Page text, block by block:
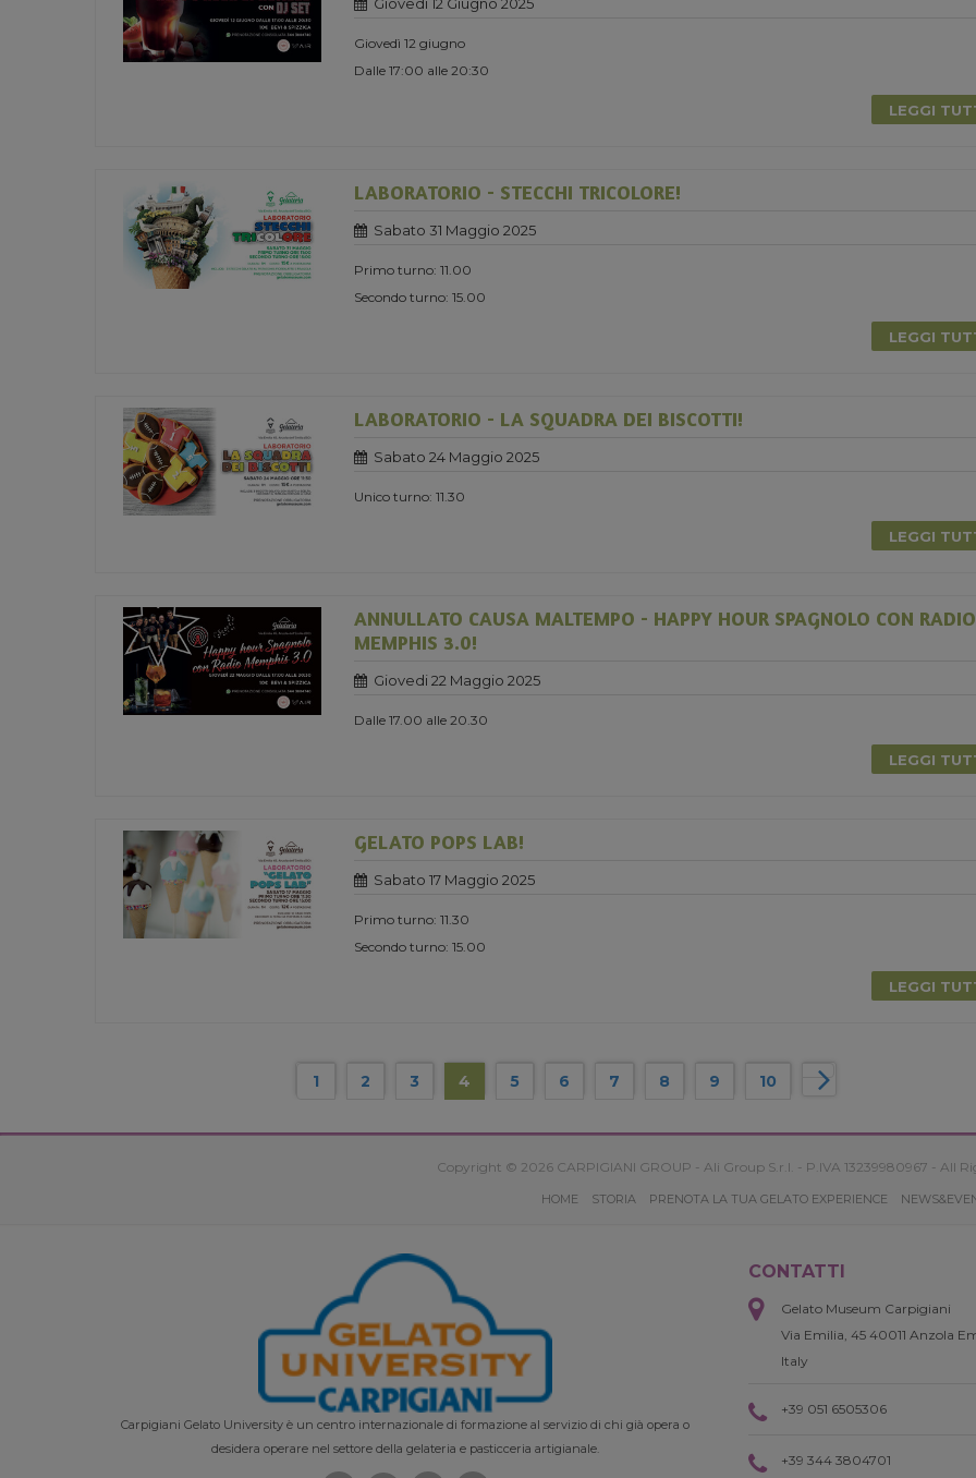
Giovedì 12 giugno
Dalle 17:00 alle 20:30
LEGGI
LABORATORIO - STECCHI TRICOLORE!
Sabato 31 Maggio 2025
Primo turno: 11.00
Secondo turno: 15.00
LEGGI
LABORATORIO - LA SQUADRA DEI BISCOTTI!
Sabato 24 Maggio 2025
Unico turno: 11.30
LEGGI
ANNULLATO CAUSA MALTEMPO - HAPPY HOUR SPAGNOLO CON RADIO
MEMPHIS 3.0!
Giovedi 22 Maggio 2025
Dalle 17.00 alle 20.30
LEGGI
GELATO POPS LAB!
Sabato 17 Maggio 2025
Primo turno: 11.30
Secondo turno: 15.00
LEGGI
1 2 3 4 5 6 7 8 9 10
Copyright © 2026 CARPIGIANI GROUP - Ali Group S.r.l. - P.IVA 13239980967 - All
HOME STORIA PRENOTA LA TUA GELATO EXPERIENCE
Carpigiani Gelato University è un centro internazionale di formazione al servizio di chi già opera o
desidera operare nel settore della gelateria e pasticceria artigianale.
CONTATTI
Gelato Museum Carpigiani
Via Emilia, 45 40011 Anzola
Italy
+39 051 6505306
+39 344 3804701